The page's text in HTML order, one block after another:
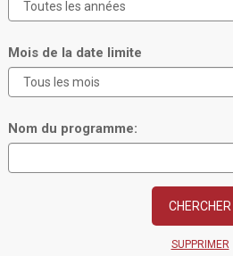
Mois de la date limite
Nom du programme:
SUPPRIMER